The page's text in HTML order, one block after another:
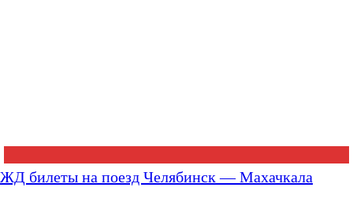
ЖД билеты на поезд Челябинск — Махачкала